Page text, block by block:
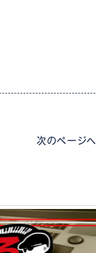
次のページへ